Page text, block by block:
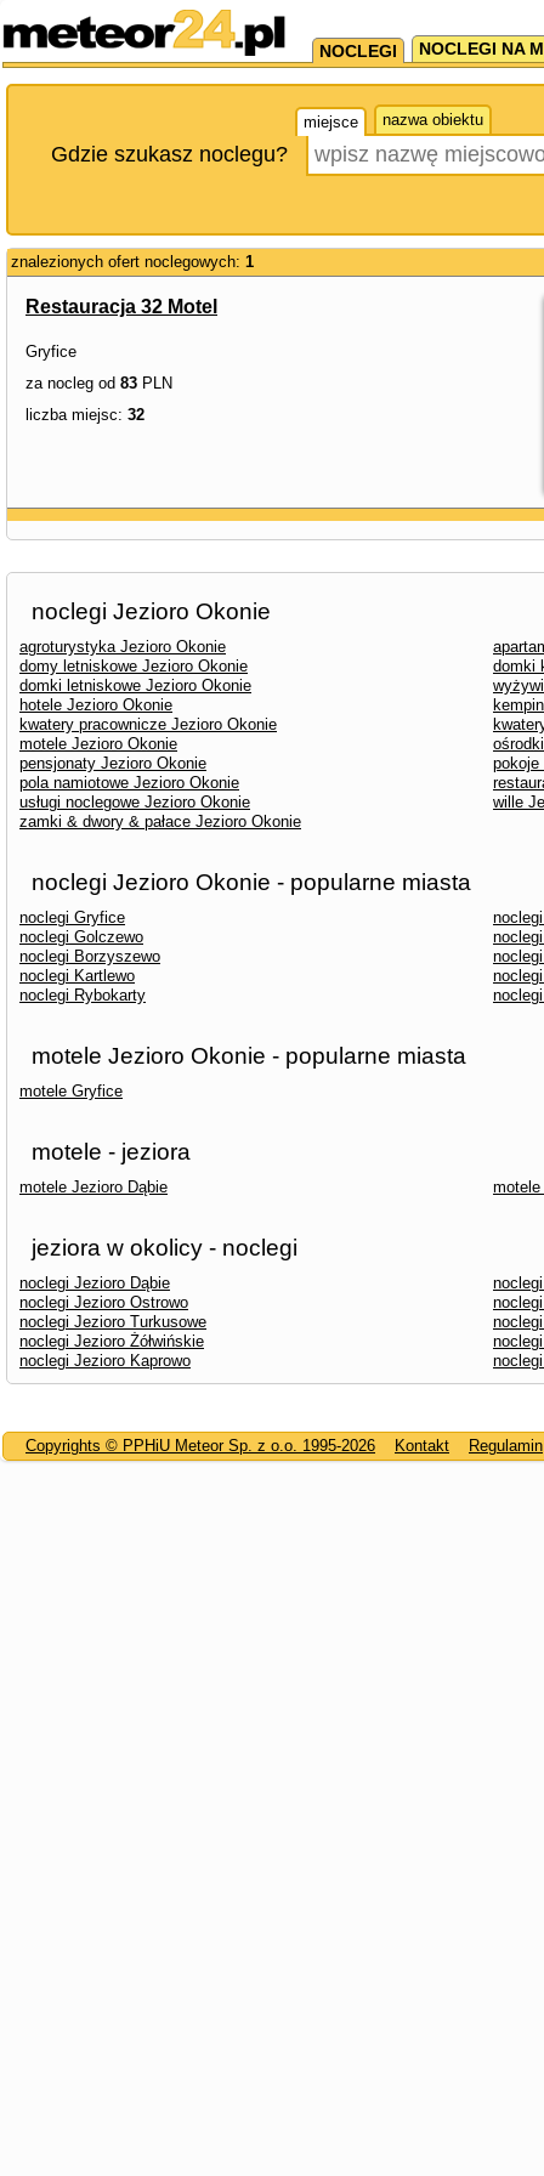
NOCLEGI NOCLEGI NA
miejsce nazwa obiektu
Gdzie szukasz noclegu?
znalezionych ofert noclegowych: 1
Restauracja 32 Motel
Gryfice
za nocleg od 83 PLN
liczba miejsc: 32
noclegi Jezioro Okonie
agroturystyka Jezioro Okonie
domy letniskowe Jezioro Okonie
domki
domki letniskowe Jezioro Okonie
hotele Jezioro Okonie
kwatery pracownicze Jezioro Okonie
motele Jezioro Okonie
pensjonaty Jezioro Okonie
pokoje
pola namiotowe Jezioro Okonie
usługi noclegowe Jezioro Okonie
wille
zamki & dwory & pałace Jezioro Okonie
noclegi Jezioro Okonie - popularne miasta
noclegi Gryfice
noclegi Golczewo
noclegi Borzyszewo
noclegi Kartlewo
noclegi Rybokarty
motele Jezioro Okonie - popularne miasta
motele Gryfice
motele - jeziora
motele Jezioro Dąbie
jeziora w okolicy - noclegi
noclegi Jezioro Dąbie
noclegi Jezioro Ostrowo
noclegi Jezioro Turkusowe
noclegi Jezioro Żółwińskie
noclegi Jezioro Kaprowo
Copyrights © PPHiU Meteor Sp. z o.o. 1995-2026 Kontakt Regulamin